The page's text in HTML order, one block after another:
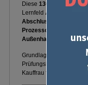
Diese 130 Lernkarten
Lernfeld
Abschlussprüfung Teil 2
Prozessorientierte
Grundlage sind der
Prüfungskatalog für den
Kauffrau für Groß- und